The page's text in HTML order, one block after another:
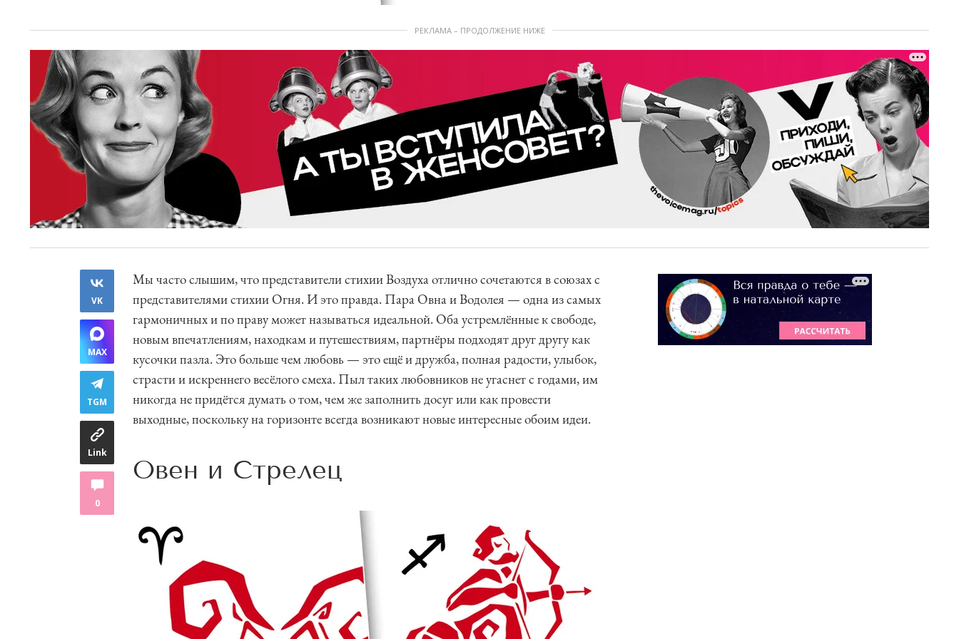
РЕКЛАМА – ПРОДОЛЖЕНИЕ НИЖЕ
VK
MAX
TGM
Link
0
Мы часто слышим, что представители стихии Воздуха отлично сочетаются в союзах с
представителями стихии Огня. И это правда. Пара Овна и Водолея — одна из самых
гармоничных и по праву может называться идеальной. Оба устремлённые к свободе,
новым впечатлениям, находкам и путешествиям, партнёры подходят друг другу как
кусочки пазла. Это больше чем любовь — это ещё и дружба, полная радости, улыбок,
страсти и искреннего весёлого смеха. Пыл таких любовников не угаснет с годами, им
никогда не придётся думать о том, чем же заполнить досуг или как провести
выходные, поскольку на горизонте всегда возникают новые интересные обоим идеи.
Овен и Стрелец